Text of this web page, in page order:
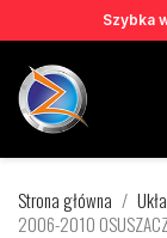
Szybka
Strona główna
2006-2010